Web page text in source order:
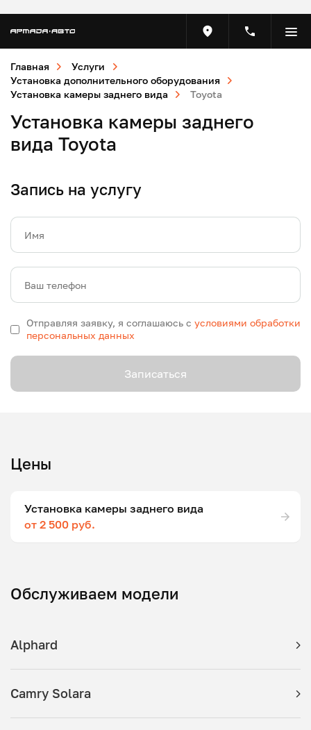
Главная
Услуги
Установка дополнительного оборудования
Установка камеры заднего вида
Toyota
Установка камеры заднего
вида Toyota
Запись на услугу
Имя
Ваш телефон
Отправляя заявку, я соглашаюсь с условиями обработки
персональных данных
Записаться
Цены
Установка камеры заднего вида
от 2 500 руб.
Обслуживаем модели
Alphard
Camry Solara